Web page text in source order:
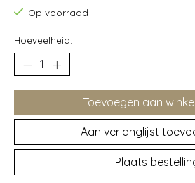
Op voorraad
Hoeveelheid:
Toevoegen aan
Aan verlanglijst
Plaats